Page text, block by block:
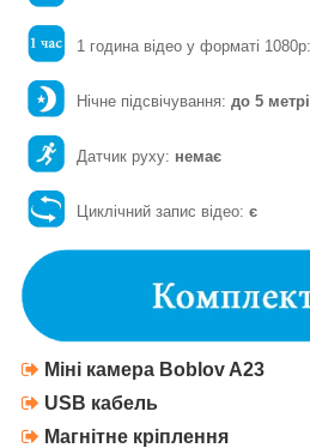
1 година відео у форматі 1080p:
Нічне підсвічування: до 5
Датчик руху: немає
Циклічний запис відео: є
Міні камера Boblov A23
USB кабель
Магнітне кріплення